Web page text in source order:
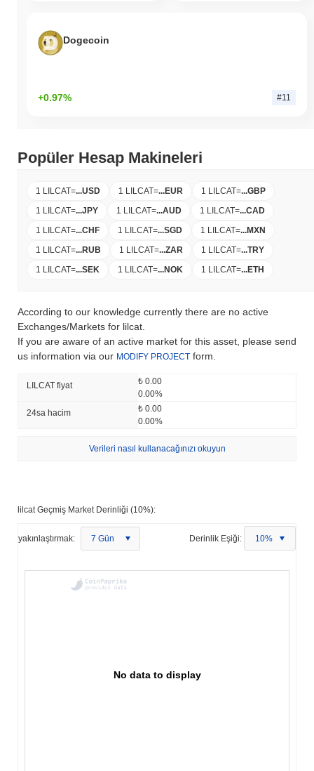
Dogecoin
+0.97% #11
Popüler Hesap Makineleri
1 LILCAT=...USD 1 LILCAT=...EUR 1 LILCAT=...GBP
1 LILCAT=...JPY 1 LILCAT=...AUD 1 LILCAT=...CAD
1 LILCAT=...CHF 1 LILCAT=...SGD 1 LILCAT=...MXN
1 LILCAT=...RUB 1 LILCAT=...ZAR 1 LILCAT=...TRY
1 LILCAT=...SEK 1 LILCAT=...NOK 1 LILCAT=...ETH
According to our knowledge currently there are no active
Exchanges/Markets for lilcat.
If you are aware of an active market for this asset, please send
us information via our MODIFY PROJECT form.
LILCAT fiyat
₺ 0.00
0.00%
24sa hacim
₺ 0.00
0.00%
Verileri nasıl kullanacağınızı okuyun
lilcat Geçmiş Market Derinliği (10%):
yakınlaştırmak: 7 Gün Derinlik Eşiği: 10%
No data to display